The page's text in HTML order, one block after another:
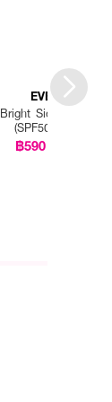
EVERPINK
Bright Side
(SPF50+ PA++++)
฿590